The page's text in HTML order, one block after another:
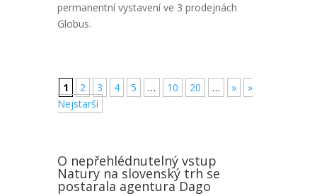
permanentní vystavení ve 3 prodejnách
Globus.
1 2 3 4 5 … 10 20 … »
»
Nejstarší
O nepřehlédnutelný vstup
Natury na slovenský trh se
postarala agentura Dago